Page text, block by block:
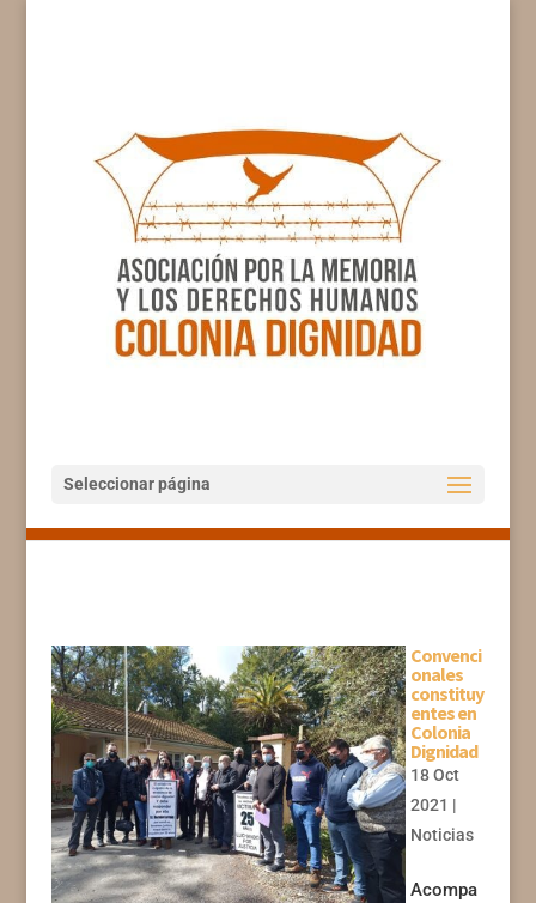
Seleccionar página
Convenci
onales
constituy
entes en
Colonia
Dignidad
18 Oct
2021 |
Noticias
Acompa